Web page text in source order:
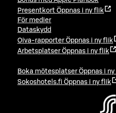
Presentkort Öppnas i ny flik
För medier
Dataskydd
Oiva-rapporter Öppnas i ny flik
Arbetsplatser Öppnas i ny flik
Boka mötesplatser Öppnas i
Sokoshotels.fi Öppnas i ny flik